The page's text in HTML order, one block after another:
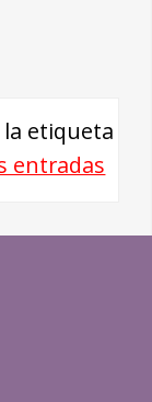
etiqueta
entradas